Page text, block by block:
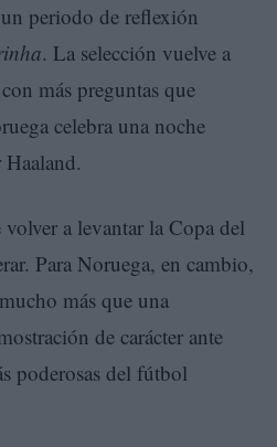
periodo de reflexión
. La selección vuelve a
más preguntas que
celebra una noche
a levantar la Copa del
Para Noruega, en cambio,
más que una
de carácter ante
poderosas del fútbol